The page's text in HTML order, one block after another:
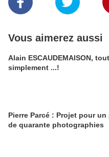
Vous aimerez aussi
Alain ESCAUDEMAISON, tout
simplement ...!
Pierre Parcé : Projet pour un portfolio
de quarante photographies